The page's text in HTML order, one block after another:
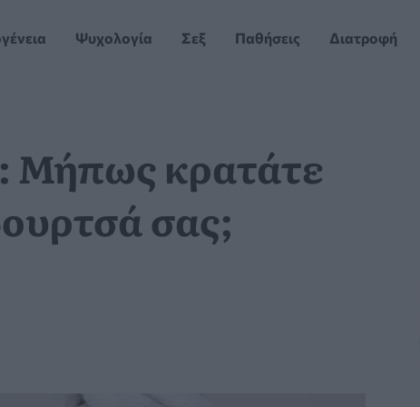
Ψυχολογία Σεξ Παθήσεις Διατροφή
Μήπως κρατάτε
σας;